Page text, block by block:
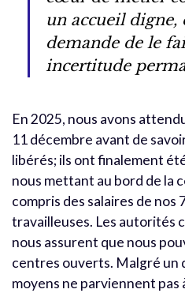
un accueil digne,
demande de le
incertitude
En 2025, nous avons
11 décembre avant de
libérés; ils ont finalement
nous mettant au bord de la
compris des salaires de nos
travailleuses. Les autorités
nous assurent que nous
centres ouverts. Malgré un
moyens ne parviennent pas